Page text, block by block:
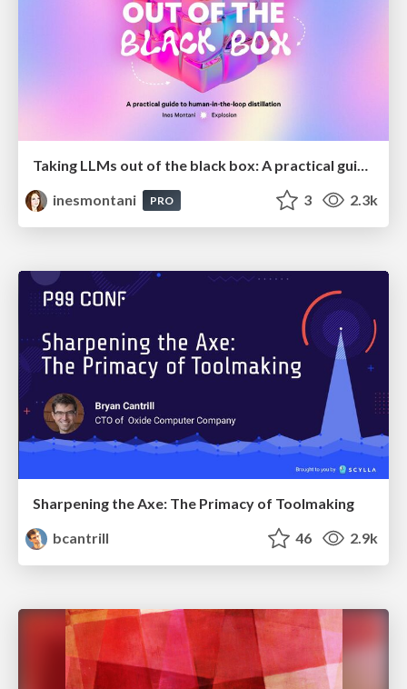
inesmontani
PRO 3 2.3k
Sharpening the Axe: The Primacy of Toolmaking
bcantrill
46 2.9k